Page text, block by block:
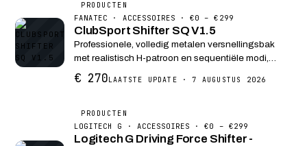
PRODUCTEN
FANATEC · ACCESSOIRES · €0 – €299
ClubSport Shifter SQ V1.5
Professionele, volledig metalen versnellingsbak
met realistisch H-patroon en sequentiële modi,
ontworpen voor racesimulatie op PC en consoles.
€ 270LAATSTE UPDATE · 7 AUGUSTUS 2026
PRODUCTEN
LOGITECH G · ACCESSOIRES · €0 – €299
Logitech G Driving Force Shifter -